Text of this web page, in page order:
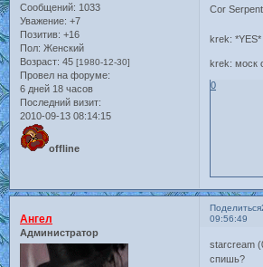
Сообщений: 1033
Уважение: +7
Позитив: +16
Пол: Женский
Возраст: 45 [1980-12-30]
Провел на форуме:
6 дней 18 часов
Последний визит:
2010-09-13 08:14:15
offline
Cor
krek: *YES*
krek: моск
0
Поделиться
09:56:49
Ангел
Администратор
starcream
спишь?